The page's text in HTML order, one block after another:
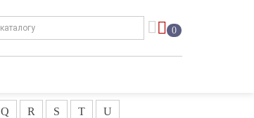
0
Q R S T U